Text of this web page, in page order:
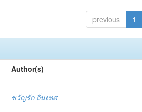
previous 1
Author(s)
ขวัญรัก ถิ่นเทศ